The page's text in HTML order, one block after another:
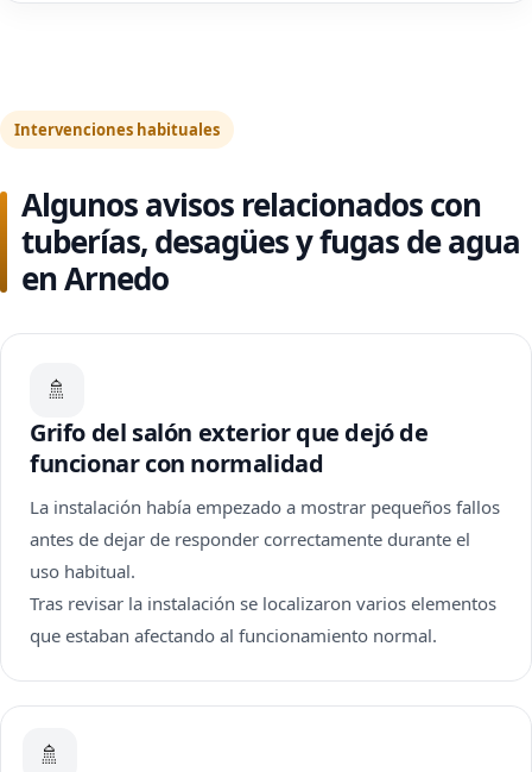
Intervenciones habituales
Algunos avisos relacionados con
tuberías, desagües y fugas de agua
en Arnedo
🚿
Grifo del salón exterior que dejó de
funcionar con normalidad
La instalación había empezado a mostrar pequeños fallos
antes de dejar de responder correctamente durante el
uso habitual.
Tras revisar la instalación se localizaron varios elementos
que estaban afectando al funcionamiento normal.
🚿